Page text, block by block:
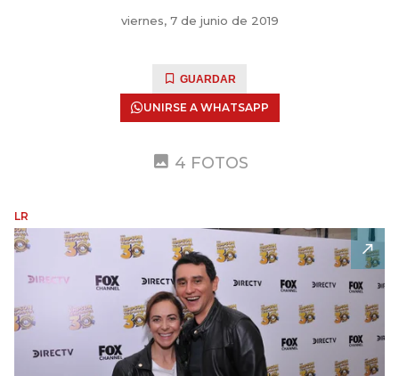
viernes, 7 de junio de 2019
GUARDAR
UNIRSE A WHATSAPP
4 FOTOS
LR